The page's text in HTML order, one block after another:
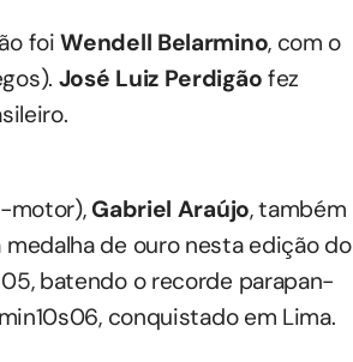
foiWendell Belarmino, com o
José Luiz Perdigão fez
motor),Gabriel Araújo, também
de ouro nesta edição do
batendo o recorde parapan-
conquistado em Lima.